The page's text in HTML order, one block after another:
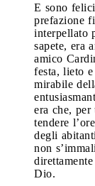
E sono
prefazione
interpellato
sapete, era
amico
festa, lieto
mirabile
era che, per
tendere
degli
non
Dio.